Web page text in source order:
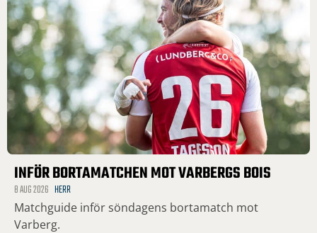
INFÖR BORTAMATCHEN MOT VARBERGS BOIS
8 AUG 2026 HERR
Matchguide inför söndagens bortamatch mot
Varberg.